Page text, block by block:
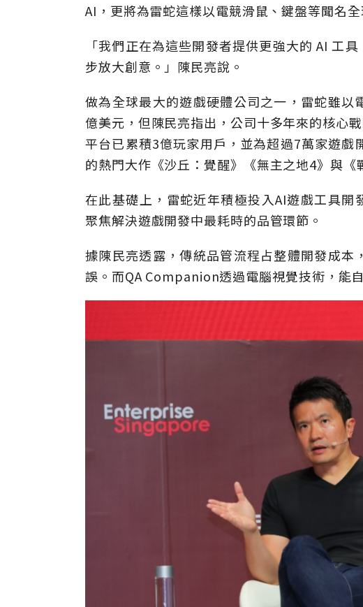
AI，更將為雷蛇這樣以電競滑鼠、鍵盤等聞名
「我們正在為這些開發者提供更強大的 AI 工
步放大創意。」陳民亮說。
做為全球最大的遊戲硬體公司之一，雷蛇雖
億美元，但陳民亮指出，公司十多年來的核心
平台已累積3億玩家用戶，並為超過7萬家遊
的熱門大作《沙丘：覺醒》《無主之地4》與《
在此基礎上，雷蛇近年積極投入AI遊戲工具
聚焦解決遊戲開發中最耗時的品管環節。
據陳民亮透露，傳統品管流程占整體開發成
誤。而QA Companion透過電腦視覺技術，能